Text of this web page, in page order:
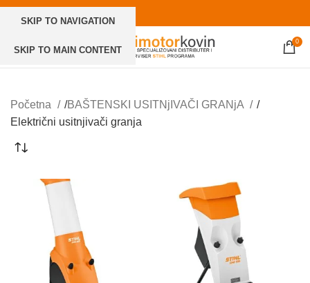
SKIP TO NAVIGATION
SKIP TO MAIN CONTENT
0
Početna
BAŠTENSKI USITNjIVAČI GRANjA
Električni usitnjivači granja